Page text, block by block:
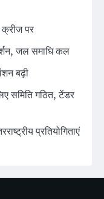
पर
जल समाधि कल
बढ़ी
समिति गठित, टेंडर
प्रतियोगिताएं